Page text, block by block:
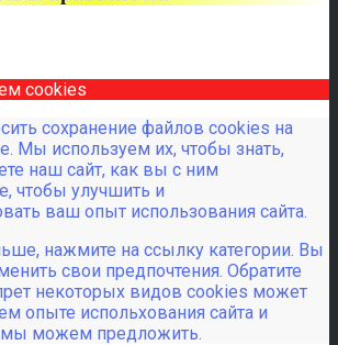
cookies
сохранение файлов cookies на
Мы используем их, чтобы знать,
наш сайт, как вы с ним
чтобы улучшить и
ваш опыт использования сайта.
нажмите на ссылку категории. Вы
свои предпочтения. Обратите
некоторых видов cookies может
опыте испольхования сайта и
мы можем предложить.